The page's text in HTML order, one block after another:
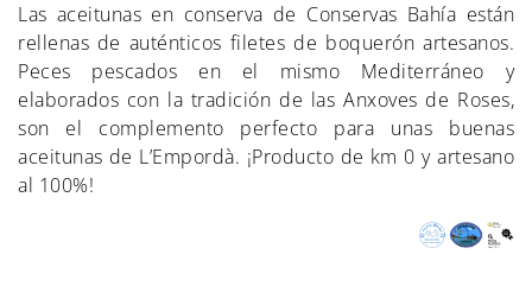
Las aceitunas en conserva de Conservas Bahía están
rellenas de auténticos filetes de boquerón artesanos.
Peces pescados en el mismo Mediterráneo y
elaborados con la tradición de las Anxoves de Roses,
son el complemento perfecto para unas buenas
aceitunas de L’Empordà. ¡Producto de km 0 y artesano
al 100%!